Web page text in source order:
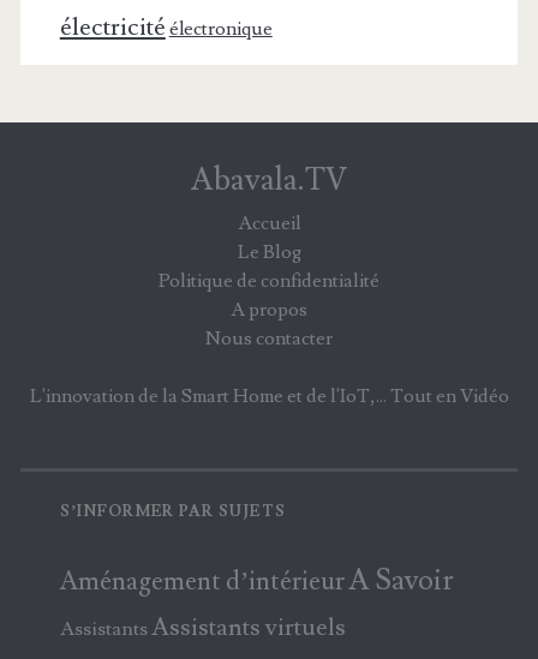
électricité électronique
Abavala.TV
Accueil
Le Blog
Politique de confidentialité
A propos
Nous contacter
L'innovation de la Smart Home et de l'IoT,... Tout en Vidéo
S’INFORMER PAR SUJETS
Aménagement d’intérieurA Savoir
AssistantsAssistants virtuels